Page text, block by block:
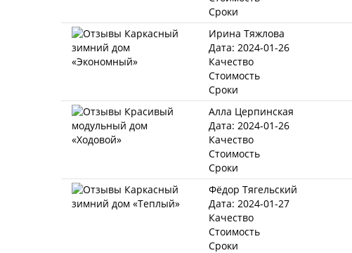
Сроки
Ирина Тяжлова
Дата: 2024-01-26
Качество
Стоимость
Сроки
Алла Церпинская
Дата: 2024-01-26
Качество
Стоимость
Сроки
Фёдор Тягельский
Дата: 2024-01-27
Качество
Стоимость
Сроки